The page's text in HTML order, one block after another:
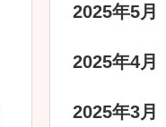
2025年5月
2025年4月
2025年3月